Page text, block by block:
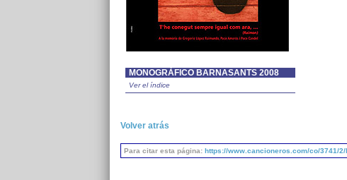
MONOGRÀFICO BARNASANTS 2008
Ver el índice
Volver atrás
Para citar esta página: https://www.cancioneros.com/co/3741/